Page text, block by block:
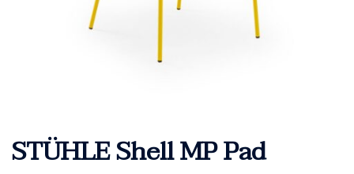
STÜHLE Shell MP Pad